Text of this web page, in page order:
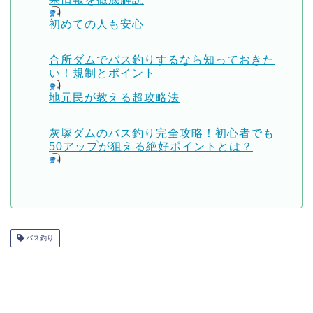
初めての人も安心
合所ダムでバス釣りするなら知っておきた
い！規制とポイント
地元民が教える超攻略法
灰塚ダムのバス釣り完全攻略！初心者でも
50アップが狙える絶好ポイントとは？
バス釣り